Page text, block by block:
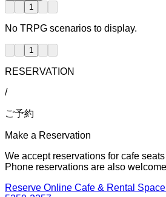
1
No TRPG scenarios to display.
1
RESERVATION
/
ご予約
Make a Reservation
We accept reservations for cafe
Phone reservations are also
Reserve Online Cafe & Rental Space